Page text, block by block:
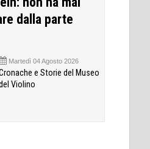
dalla parte
Martedì 04 Agosto 2026
e Storie del Museo
Violino